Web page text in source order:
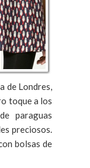
de Londres,
toque a los
paraguas
preciosos.
bolsas de